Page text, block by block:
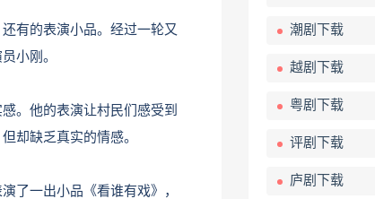
有的表演小品。经过一轮又
小刚。
。他的表演让村民们感受到
却缺乏真实的情感。
了一出小品《看谁有戏》，
潮剧下载
越剧下载
粤剧下载
评剧下载
庐剧下载